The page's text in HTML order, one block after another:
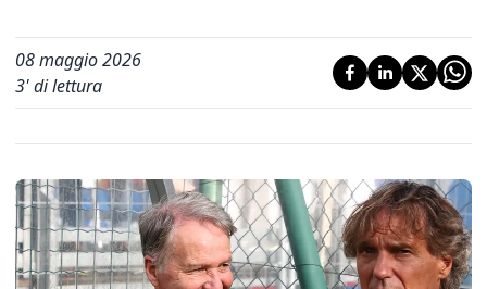
08 maggio 2026
3' di lettura